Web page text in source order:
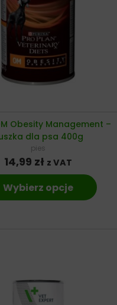
Obesity Management –
dla psa 400g
pies
14,99 zł z VAT
Wybierz opcje